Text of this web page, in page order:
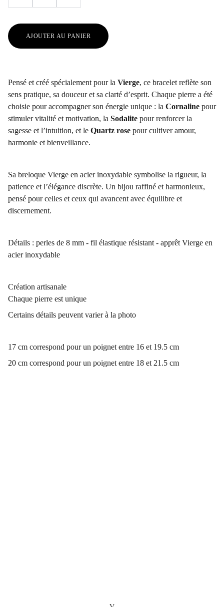
AJOUTER AU PANIER
Pensé et créé spécialement pour la Vierge, ce bracelet reflète son
sens pratique, sa douceur et sa clarté d’esprit. Chaque pierre a été
choisie pour accompagner son énergie unique : la Cornaline pour
stimuler vitalité et motivation, la Sodalite pour renforcer la
sagesse et l’intuition, et le Quartz rose pour cultiver amour,
harmonie et bienveillance.
Sa breloque Vierge en acier inoxydable symbolise la rigueur, la
patience et l’élégance discrète. Un bijou raffiné et harmonieux,
pensé pour celles et ceux qui avancent avec équilibre et
discernement.
Détails : perles de 8 mm - fil élastique résistant - apprêt Vierge en
acier inoxydable
Création artisanale
Chaque pierre est unique
Certains détails peuvent varier à la photo
17 cm correspond pour un poignet entre 16 et 19.5 cm
20 cm correspond pour un poignet entre 18 et 21.5 cm